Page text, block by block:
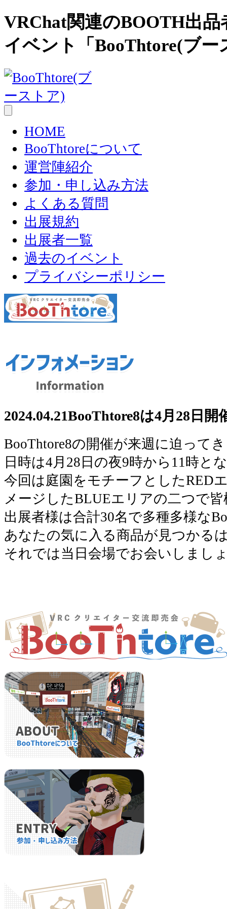
VRChat関連のBOOTH出品
イベント「BooThtore(ブー
HOME
BooThtoreについて
運営陣紹介
参加・申し込み方法
よくある質問
出展規約
出展者一覧
過去のイベント
プライバシーポリシー
2024.04.21BooThtore8は4月28日開
BooThtore8の開催が来週に迫って
日時は4月28日の夜9時から11時と
今回は庭園をモチーフとしたRED
メージしたBLUEエリアの二つで
出展者様は合計30名で多種多様な
あなたの気に入る商品が見つかる
それでは当日会場でお会いしまし